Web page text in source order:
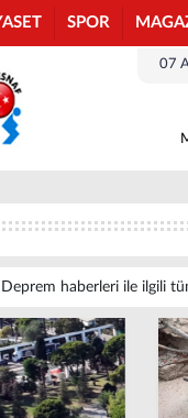
SPOR
07
haberleri ile ilgili